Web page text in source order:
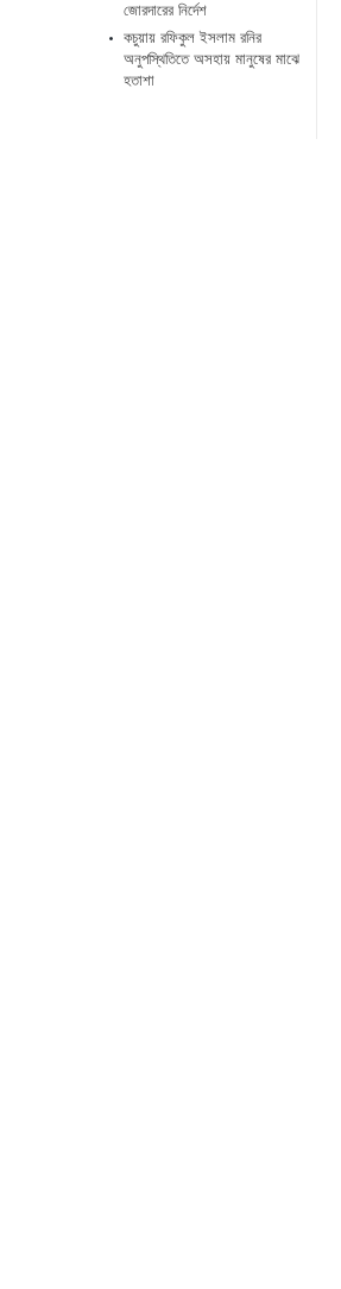
জোরদারের নির্দেশ
কচুয়ায় রফিকুল ইসলাম রনির
অনুপস্থিতিতে অসহায় মানুষের মাঝে
হতাশা